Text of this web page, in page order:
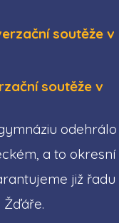
soutěže v
odehrálo
a to okresní
již řadu
Žďáře.